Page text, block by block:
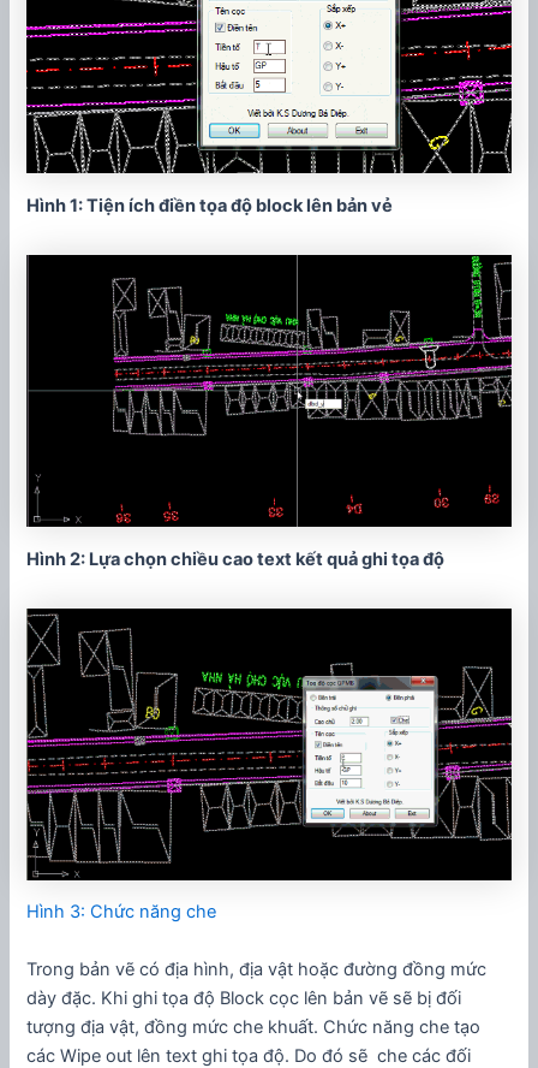
Hình 1: Tiện ích điền tọa độ block lên bản vẻ
Hình 2: Lựa chọn chiều cao text kết quả ghi tọa độ
Hình 3: Chức năng che
Trong bản vẽ có địa hình, địa vật hoặc đường đồng mức
dày đặc. Khi ghi tọa độ Block cọc lên bản vẽ sẽ bị đối
tượng địa vật, đồng mức che khuất. Chức năng che tạo
các Wipe out lên text ghi tọa độ. Do đó sẽ che các đối